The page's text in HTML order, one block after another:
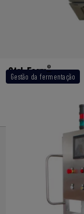
Gestão da fermentação
Ctrl-Ferm®